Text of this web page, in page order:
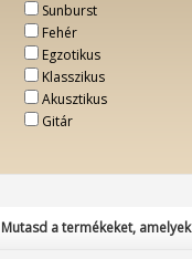
Sunburst
Fehér
Egzotikus
Klasszikus
Akusztikus
Gitár
Mutasd a termékeket, amelyek